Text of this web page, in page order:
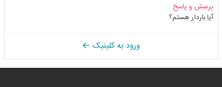
پرسش و پاسخ
آیا باردار هستم؟
ورود به کلینیک